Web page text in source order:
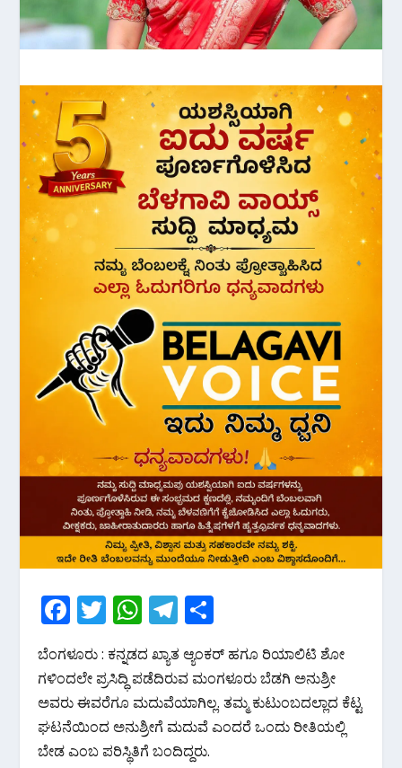
F
ac
e
b
o
o
T
w
itt
er
W
h
at
s
A
p
T
el
e
gr
a
m
ar
e
ಬೆಂಗಳೂರು : ಕನ್ನಡದ ಖ್ಯಾತ ಆ್ಯಂಕರ್ ಹಗೂ ರಿಯಾಲಿಟಿ ಶೋ
ಗಳಿಂದಲೇ ಪ್ರಸಿದ್ಧಿ ಪಡೆದಿರುವ ಮಂಗಳೂರು ಬೆಡಗಿ ಅನುಶ್ರೀ
ಅವರು ಈವರೆಗೂ ಮದುವೆಯಾಗಿಲ್ಲ. ತಮ್ಮ ಕುಟುಂಬದಲ್ಲಾದ ಕೆಟ್ಟ
ಘಟನೆಯಿಂದ ಅನುಶ್ರೀಗೆ ಮದುವೆ ಎಂದರೆ ಒಂದು ರೀತಿಯಲ್ಲಿ
ಬೇಡ ಎಂಬ ಪರಿಸ್ಥಿತಿಗೆ ಬಂದಿದ್ದರು.